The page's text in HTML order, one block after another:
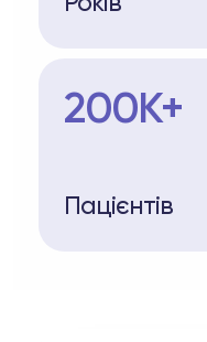
200K+
Пацієнтів